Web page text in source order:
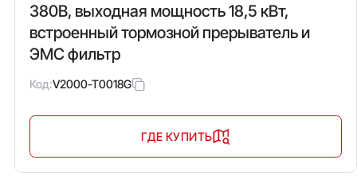
380В, выходная мощность 18,5 кВт,
встроенный тормозной прерыватель и
ЭМС фильтр
Код:V2000-T0018G
ГДЕ КУПИТЬ